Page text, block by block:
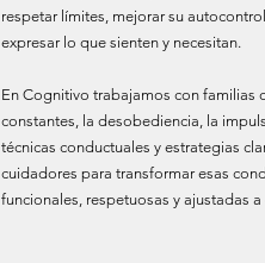
respetar límites, mejorar su
expresar lo que sienten y necesitan.
En Cognitivo trabajamos con familias
constantes, la desobediencia, la
técnicas conductuales y estrategias
cuidadores para transformar esas
funcionales, respetuosas y ajustadas